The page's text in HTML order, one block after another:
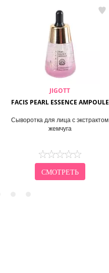
JIGOTT
FACIS PEARL ESSENCE AMPOULE
Сыворотка для лица с экстрактом
жемчуга
СМОТРЕТЬ